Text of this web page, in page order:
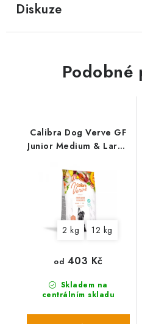
Diskuze
Calibra Dog Verve GF
Junior Medium & Large
2 kg 12 kg
Skladem na
centrálním skladu
od 403 Kč